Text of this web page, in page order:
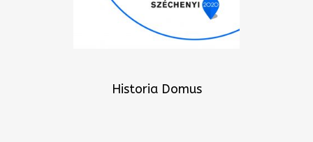
Historia Domus